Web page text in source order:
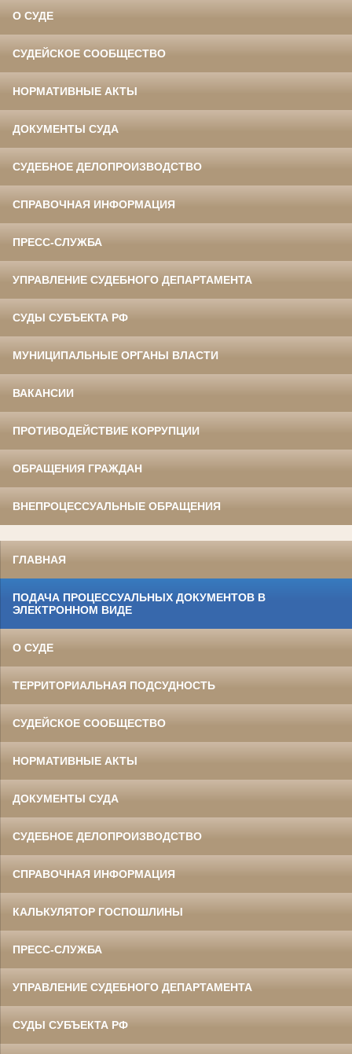
О СУДЕ
СУДЕЙСКОЕ СООБЩЕСТВО
НОРМАТИВНЫЕ АКТЫ
ДОКУМЕНТЫ СУДА
СУДЕБНОЕ ДЕЛОПРОИЗВОДСТВО
СПРАВОЧНАЯ ИНФОРМАЦИЯ
ПРЕСС-СЛУЖБА
УПРАВЛЕНИЕ СУДЕБНОГО ДЕПАРТАМЕНТА
СУДЫ СУБЪЕКТА РФ
МУНИЦИПАЛЬНЫЕ ОРГАНЫ ВЛАСТИ
ВАКАНСИИ
ПРОТИВОДЕЙСТВИЕ КОРРУПЦИИ
ОБРАЩЕНИЯ ГРАЖДАН
ВНЕПРОЦЕССУАЛЬНЫЕ ОБРАЩЕНИЯ
ГЛАВНАЯ
ПОДАЧА ПРОЦЕССУАЛЬНЫХ ДОКУМЕНТОВ В
ЭЛЕКТРОННОМ ВИДЕ
О СУДЕ
ТЕРРИТОРИАЛЬНАЯ ПОДСУДНОСТЬ
СУДЕЙСКОЕ СООБЩЕСТВО
НОРМАТИВНЫЕ АКТЫ
ДОКУМЕНТЫ СУДА
СУДЕБНОЕ ДЕЛОПРОИЗВОДСТВО
СПРАВОЧНАЯ ИНФОРМАЦИЯ
КАЛЬКУЛЯТОР ГОСПОШЛИНЫ
ПРЕСС-СЛУЖБА
УПРАВЛЕНИЕ СУДЕБНОГО ДЕПАРТАМЕНТА
СУДЫ СУБЪЕКТА РФ